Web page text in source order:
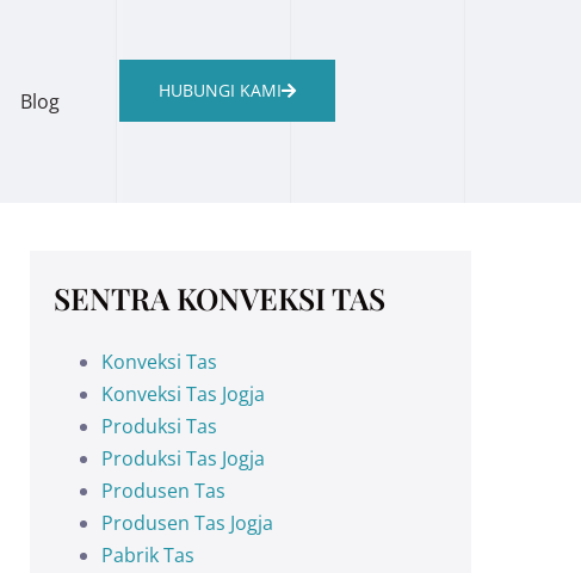
Blog HUBUNGI KAMI
SENTRA KONVEKSI TAS
Konveksi Tas
Konveksi Tas Jogja
Produksi Tas
Produksi Tas Jogja
Produsen Tas
Produsen Tas Jogja
Pabrik Tas